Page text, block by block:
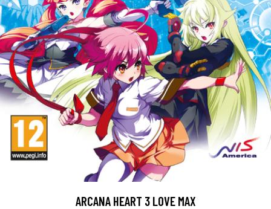
ARCANA HEART 3 LOVE MAX